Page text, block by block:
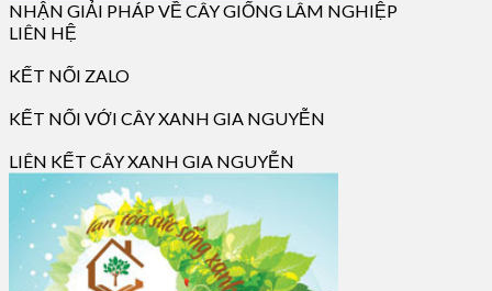
NHẬN GIẢI PHÁP VỀ CÂY GIỐNG LÂM NGHIỆP
LIÊN HỆ
KẾT NỐI ZALO
KẾT NỐI VỚI CÂY XANH GIA NGUYỄN
LIÊN KẾT CÂY XANH GIA NGUYỄN